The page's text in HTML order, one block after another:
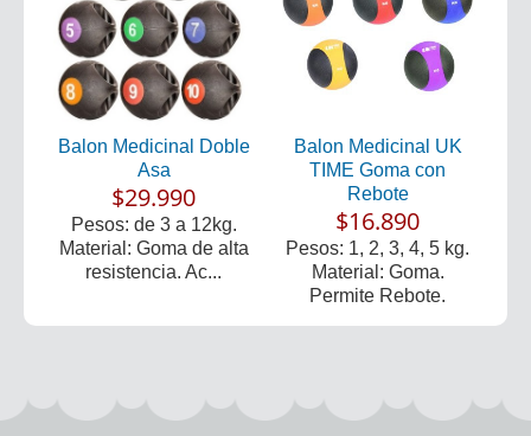
Balon Medicinal Doble
Asa
$29.990
Pesos: de 3 a 12kg.
Material: Goma de alta
resistencia. Ac...
Balon Medicinal UK
TIME Goma con
Rebote
$16.890
Pesos: 1, 2, 3, 4, 5 kg.
Material: Goma.
Permite Rebote.